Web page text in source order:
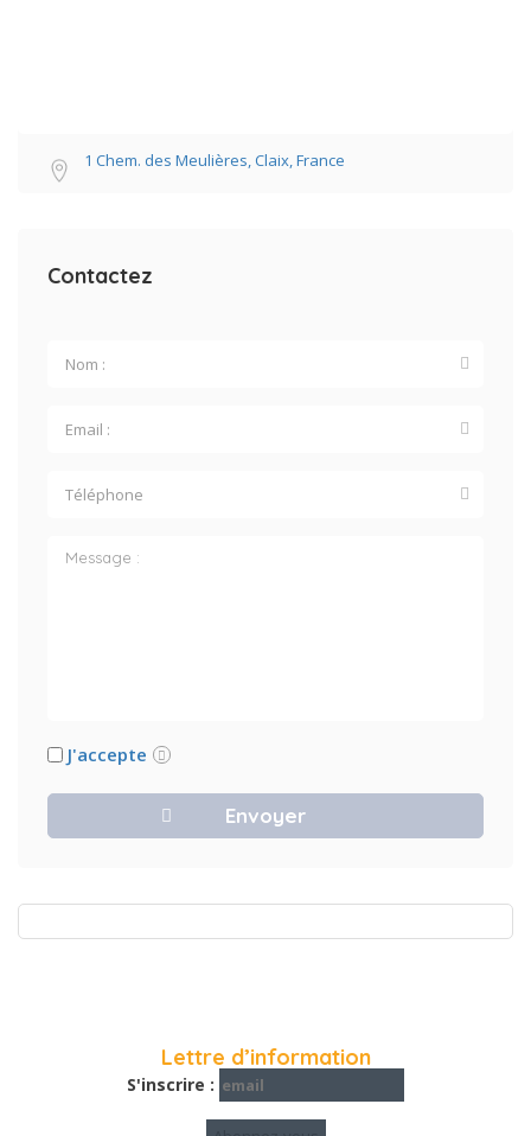
1 Chem. des Meulières, Claix, France
Contactez
J'accepte
Lettre d’information
S'inscrire :